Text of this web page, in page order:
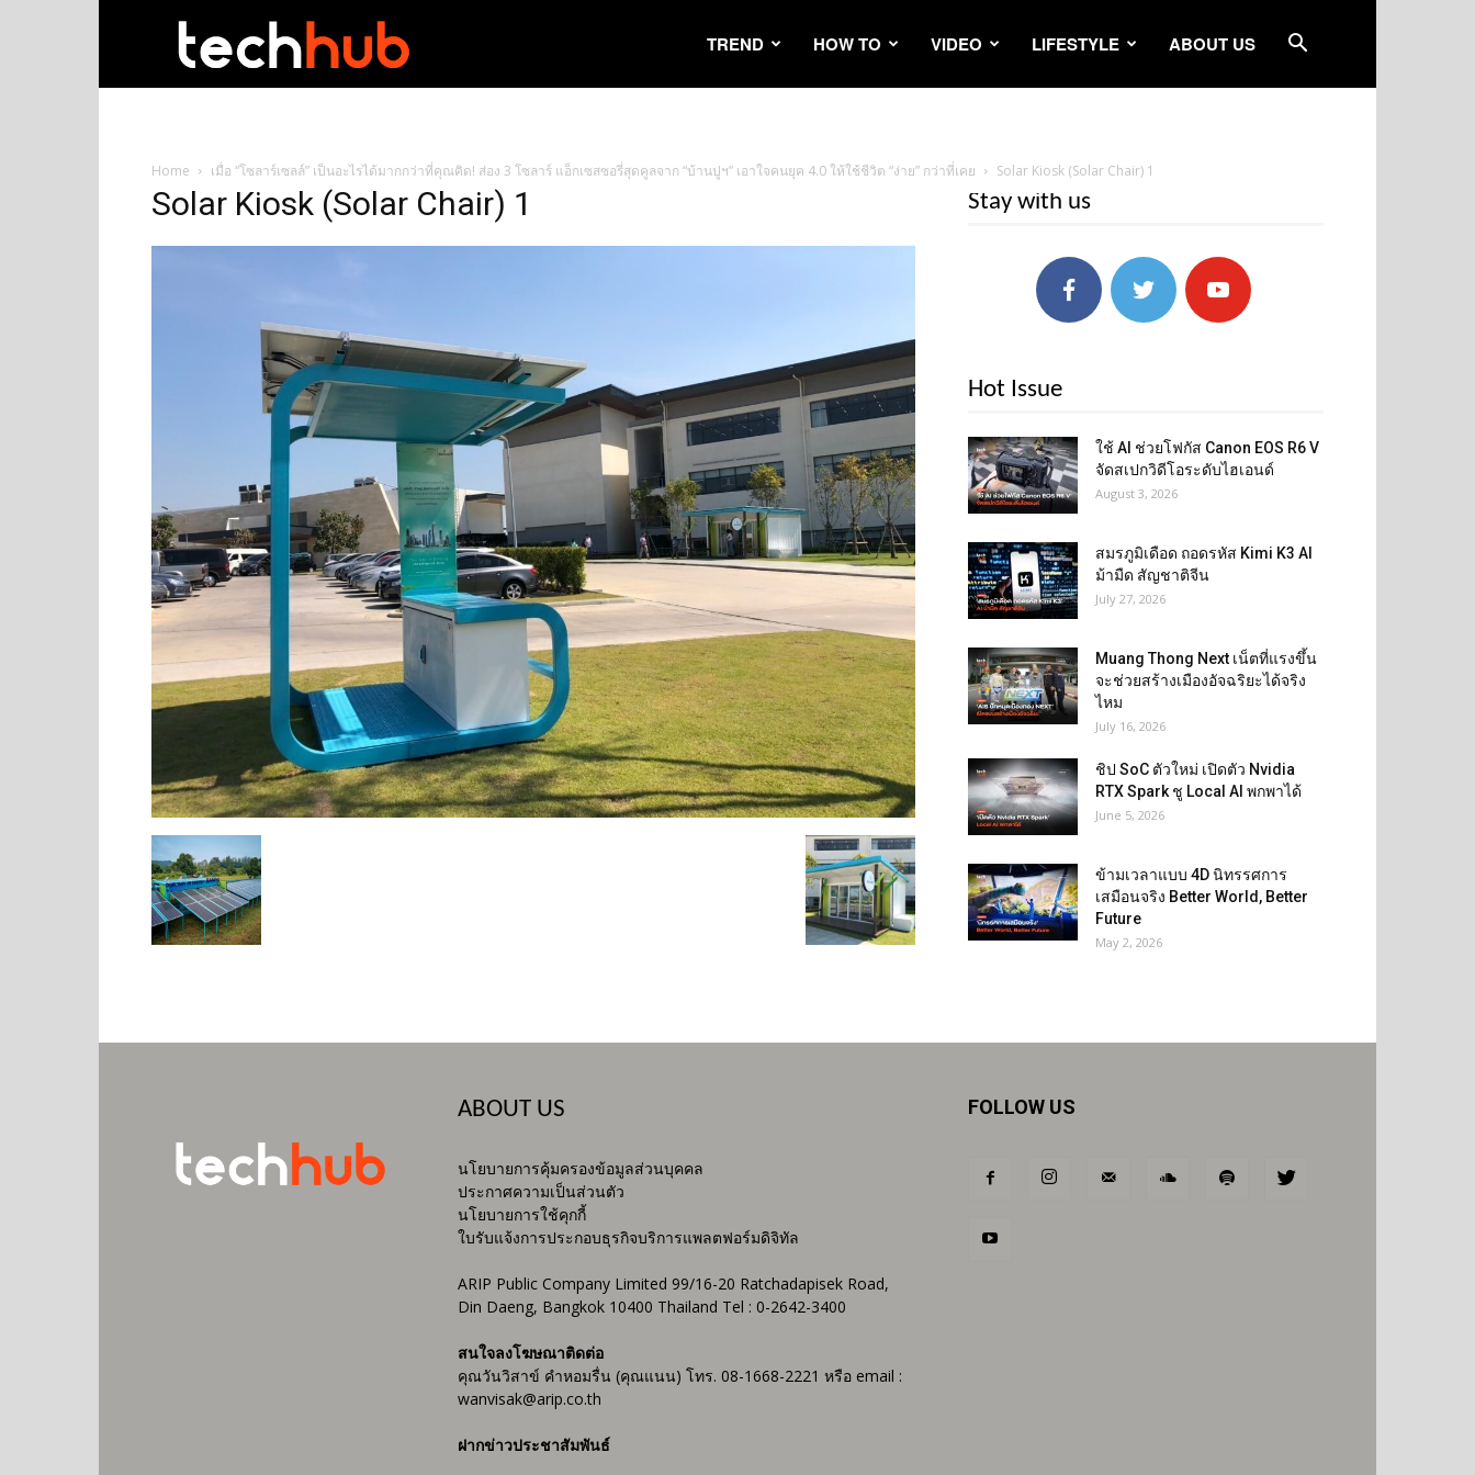
TREND HOW TO VIDEO LIFESTYLE ABOUT US
Home เมื่อ “โซลาร์เซลล์” เป็นอะไรได้มากกว่าที่คุณคิด! ส่อง 3 โซลาร์ แอ็กเซสซอรี่สุดคูลจาก “บ้านปูฯ” เอาใจคนยุค 4.0 ให้ใช้ชีวิต “ง่าย” กว่าที่เคย Solar Kiosk (Solar Chair) 1
Solar Kiosk (Solar Chair) 1 Stay with us
Hot Issue
ใช้ AI ช่วยโฟกัส Canon EOS R6 V
จัดสเปกวิดีโอระดับไฮเอนด์
August 3, 2026
สมรภูมิเดือด ถอดรหัส Kimi K3 AI
ม้ามืด สัญชาติจีน
July 27, 2026
Muang Thong Next เน็ตที่แรงขึ้น
จะช่วยสร้างเมืองอัจฉริยะได้จริง
ไหม
July 16, 2026
ชิป SoC ตัวใหม่ เปิดตัว Nvidia
RTX Spark ชู Local AI พกพาได้
June 5, 2026
ข้ามเวลาแบบ 4D นิทรรศการ
เสมือนจริง Better World, Better
Future
May 2, 2026
ABOUT US
นโยบายการคุ้มครองข้อมูลส่วนบุคคล
ประกาศความเป็นส่วนตัว
นโยบายการใช้คุกกี้
ใบรับแจ้งการประกอบธุรกิจบริการแพลตฟอร์มดิจิทัล
ARIP Public Company Limited 99/16-20 Ratchadapisek Road,
Din Daeng, Bangkok 10400 Thailand Tel : 0-2642-3400
สนใจลงโฆษณาติดต่อ
คุณวันวิสาข์ คำหอมรื่น (คุณแนน) โทร. 08-1668-2221 หรือ email :
wanvisak@arip.co.th
ฝากข่าวประชาสัมพันธ์
FOLLOW US